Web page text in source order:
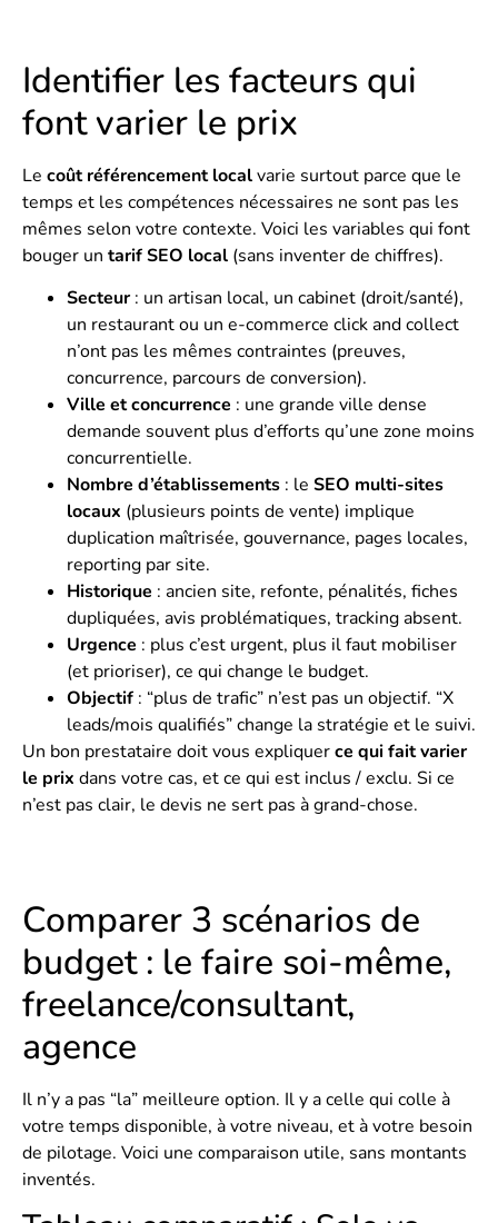
Identifier les facteurs qui
font varier le prix
Le coût référencement localvarie surtout parce que le
temps et les compétences nécessaires ne sont pas les
mêmes selon votre contexte. Voici les variables qui font
bouger un tarif SEO local (sans inventer de chiffres).
Secteur: un artisan local, un cabinet (droit/santé),
un restaurant ou un e-commerce click and collect
n’ont pas les mêmes contraintes (preuves,
concurrence, parcours de conversion).
Ville et concurrence : une grande ville dense
demande souvent plus d’efforts qu’une zone moins
concurrentielle.
Nombre d’établissements : le SEO multi-sites
locaux (plusieurs points de vente) implique
duplication maîtrisée, gouvernance, pages locales,
reporting par site.
Historique : ancien site, refonte, pénalités, fiches
dupliquées, avis problématiques, tracking absent.
Urgence : plus c’est urgent, plus il faut mobiliser
(et prioriser), ce qui change le budget.
Objectif : “plus de trafic” n’est pas un objectif. “X
leads/mois qualifiés” change la stratégie et le suivi.
Un bon prestataire doit vous expliquerce qui fait varier
le prix dans votre cas, et ce qui est inclus / exclu. Si ce
n’est pas clair, le devis ne sert pas à grand-chose.
Comparer 3 scénarios de
budget : le faire soi-même,
freelance/consultant,
agence
Il n’y a pas “la” meilleure option. Il y a celle qui colle à
votre temps disponible, à votre niveau, et à votre besoin
de pilotage. Voici une comparaison utile, sans montants
inventés.